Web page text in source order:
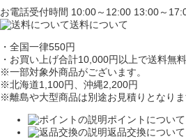
お電話受付時間 10:00～12:00 13:00～
送料について
・全国一律550円
・お買い上げ合計10,000円以上で送料無料
※一部対象外商品がございます。
※北海道1,100円 、沖縄2,200円
※離島や大型商品は別途お見積りとなりま
ポイントについて
返品交換について